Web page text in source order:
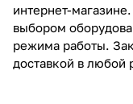
интернет-
выбором
режима работы.
доставкой в любой